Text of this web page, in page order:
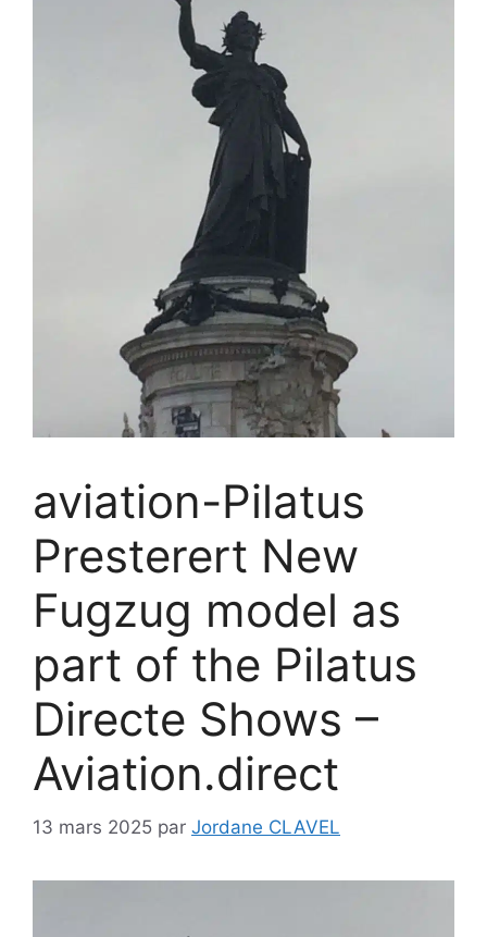
aviation-Pilatus
Presterert New
Fugzug model as
part of the Pilatus
Directe Shows –
Aviation.direct
13 mars 2025 par Jordane CLAVEL